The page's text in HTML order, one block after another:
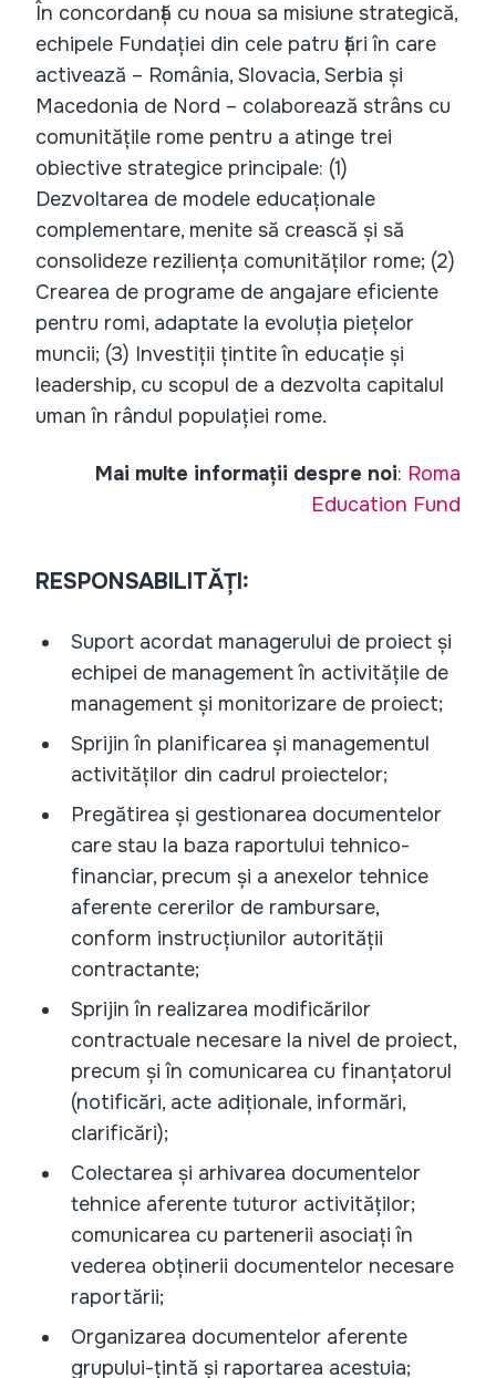
În concordanță cu noua sa misiune strategică,
echipele Fundației din cele patru țări în care
activează – România, Slovacia, Serbia și
Macedonia de Nord – colaborează strâns cu
comunitățile rome pentru a atinge trei
obiective strategice principale: (1)
Dezvoltarea de modele educaționale
complementare, menite să crească și să
consolideze reziliența comunităților rome; (2)
Crearea de programe de angajare eficiente
pentru romi, adaptate la evoluția piețelor
muncii; (3) Investiții țintite în educație și
leadership, cu scopul de a dezvolta capitalul
uman în rândul populației rome.
Mai multe informații despre noi: Roma
Education Fund
RESPONSABILITĂȚI:
Suport acordat managerului de proiect și
echipei de management în activitățile de
management și monitorizare de proiect;
Sprijin în planificarea și managementul
activităților din cadrul proiectelor;
Pregătirea și gestionarea documentelor
care stau la baza raportului tehnico-
financiar, precum și a anexelor tehnice
aferente cererilor de rambursare,
conform instrucțiunilor autorității
contractante;
Sprijin în realizarea modificărilor
contractuale necesare la nivel de proiect,
precum și în comunicarea cu finanțatorul
(notificări, acte adiționale, informări,
clarificări);
Colectarea și arhivarea documentelor
tehnice aferente tuturor activităților;
comunicarea cu partenerii asociați în
vederea obținerii documentelor necesare
raportării;
Organizarea documentelor aferente
grupului-țintă și raportarea acestuia;